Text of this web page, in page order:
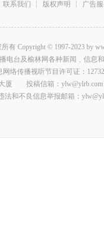
联系我们 版权声明 广告
Copyright © 1997-2023 by
电台及榆林网各种新闻﹑信
络传播视听节目许可证：
大厦 投稿信箱：ylw@ylrb.com
和不良信息举报邮箱：